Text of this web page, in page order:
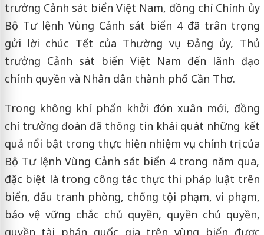
trưởng Cảnh sát biển Việt Nam, đồng chí Chính ủy
Bộ Tư lệnh Vùng Cảnh sát biển 4 đã trân trọng
gửi lời chúc Tết của Thường vụ Đảng ủy, Thủ
trưởng Cảnh sát biển Việt Nam đến lãnh đạo
chính quyền và Nhân dân thành phố Cần Thơ.
Trong không khí phấn khởi đón xuân mới, đồng
chí trưởng đoàn đã thông tin khái quát những kết
quả nổi bật trong thực hiện nhiệm vụ chính trị của
Bộ Tư lệnh Vùng Cảnh sát biển 4 trong năm qua,
đặc biệt là trong công tác thực thi pháp luật trên
biển, đấu tranh phòng, chống tội phạm, vi phạm,
bảo vệ vững chắc chủ quyền, quyền chủ quyền,